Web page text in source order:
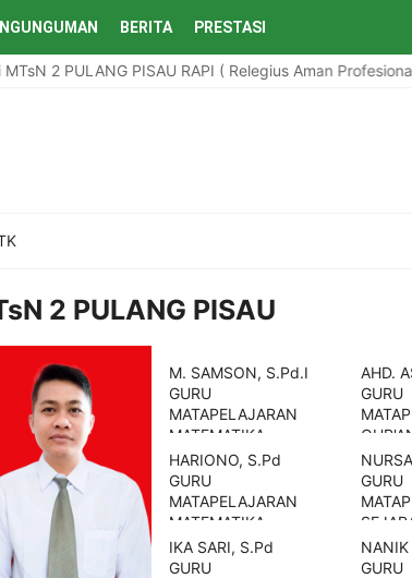
BERITA PRESTASI
2 PULANG PISAU RAPI ( Relegius Aman Profesional
2 PULANG PISAU
M. SAMSON, S.Pd.I
GURU
MATAPELAJARAN
MATEMATIKA
AHD.
GURU
HARIONO, S.Pd
GURU
MATAPELAJARAN
MATEMATIKA
Waka KURIKULUM
GURU
ISLAM
IKA SARI, S.Pd
GURU
GURU